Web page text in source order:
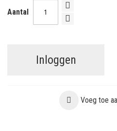
Aantal
Inloggen
Voeg toe